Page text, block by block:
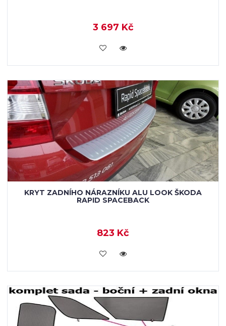
3 697 Kč
KOUPIT
KRYT ZADNÍHO NÁRAZNÍKU ALU LOOK ŠKODA
RAPID SPACEBACK
823 Kč
KOUPIT